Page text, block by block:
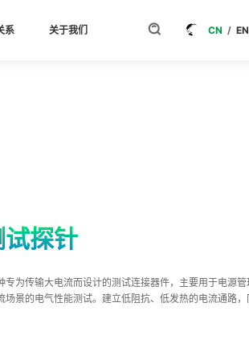
系 关于我们 CN / EN
探针
专为传输大电流而设计的测试连接器件，主要用于电源
场景的电气性能测试。建立低阻抗、低发热的电流通路